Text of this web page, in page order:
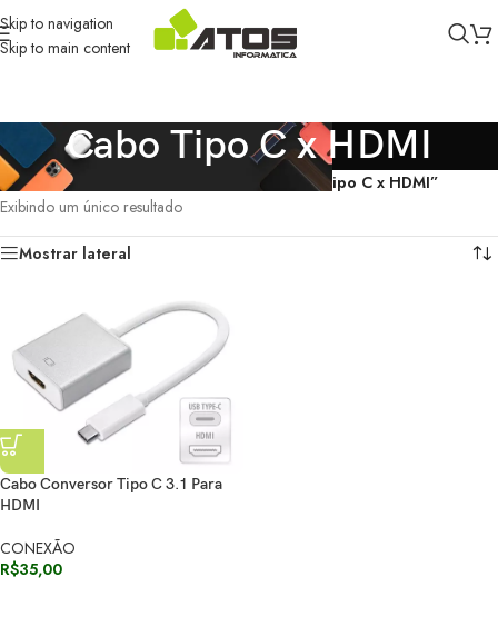
Skip to navigation
Skip to main content
Cabo Tipo C x HDMI
Início/ Produtos marcados com a tag “Cabo Tipo C x HDMI”
Exibindo um único resultado
Mostrar lateral
Cabo Conversor Tipo C 3.1 Para
HDMI
CONEXÃO
R$35,00